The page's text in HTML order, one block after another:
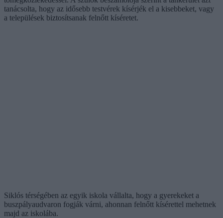
tanácsolta, hogy az idősebb testvérek kísérjék el a kisebbeket, vagy
a települések biztosítsanak felnőtt kíséretet.
Siklós térségében az egyik iskola vállalta, hogy a gyerekeket a
buszpályaudvaron fogják várni, ahonnan felnőtt kísérettel mehetnek
majd az iskolába.